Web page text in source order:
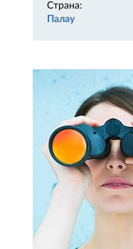
Страна:
Палау